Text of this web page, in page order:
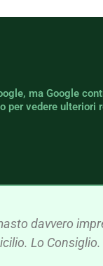
ma Google
per vedere ulteriori
davvero
Lo Consiglio.